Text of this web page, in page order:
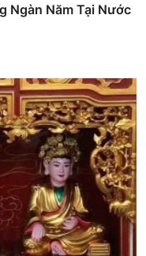
Ngàn Năm Tại Nước